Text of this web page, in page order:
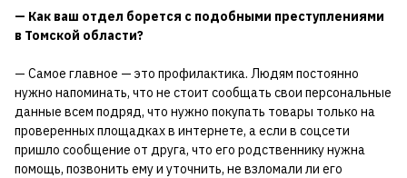
— Как ваш отдел борется с подобными преступлениями
в Томской области?
— Самое главное — это профилактика. Людям постоянно
нужно напоминать, что не стоит сообщать свои персональные
данные всем подряд, что нужно покупать товары только на
проверенных площадках в интернете, а если в соцсети
пришло сообщение от друга, что его родственнику нужна
помощь, позвонить ему и уточнить, не взломали ли его